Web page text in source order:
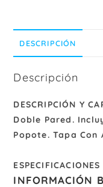
DESCRIPCIÓN
Descripción
DESCRIPCIÓN Y
Doble Pared.
Popote. Tapa Con
ESPECIFICACIONES
INFORMACIÓN